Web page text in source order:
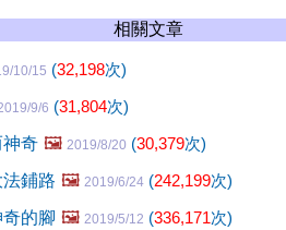
相關文章
10/15 (32,198次)
9/6 (31,804次)
奇 🖼️ 2019/8/20 (30,379次)
鋪路 🖼️ 2019/6/24 (242,199次)
的腳 🖼️ 2019/5/12 (336,171次)